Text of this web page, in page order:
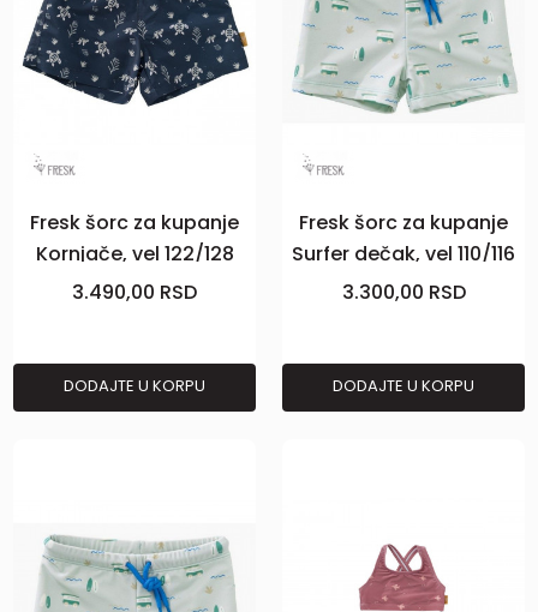
Fresk šorc za kupanje
Kornjače, vel 122/128
3.490,00 RSD
DODAJTE U KORPU
Fresk šorc za kupanje
Surfer dečak, vel 110/116
3.300,00 RSD
DODAJTE U KORPU